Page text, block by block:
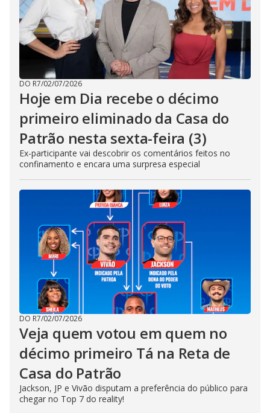
DO R7/02/07/2026
Hoje em Dia recebe o décimo
primeiro eliminado da Casa do
Patrão nesta sexta-feira (3)
Ex-participante vai descobrir os comentários feitos no
confinamento e encara uma surpresa especial
DO R7/02/07/2026
Veja quem votou em quem no
décimo primeiro Tá na Reta de
Casa do Patrão
Jackson, JP e Vivão disputam a preferência do público para
chegar no Top 7 do reality!